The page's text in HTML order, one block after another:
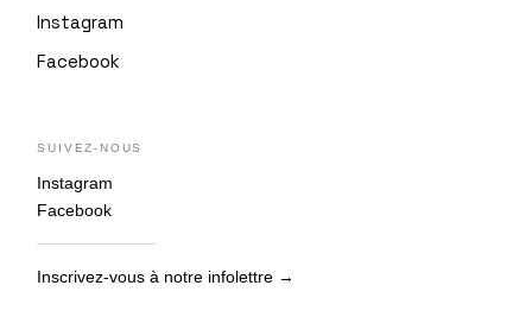
Instagram
Facebook
SUIVEZ-NOUS
Instagram
Facebook
Inscrivez-vous à notre infolettre →